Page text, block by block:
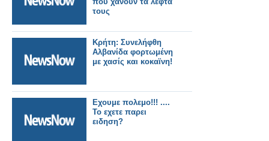
τους
Κρήτη: Συνελήφθη
Αλβανίδα φορτωμένη
με χασίς και κοκαϊνη!
Εχουμε πολεμο!!! ....
Το εχετε παρει
ειδηση?